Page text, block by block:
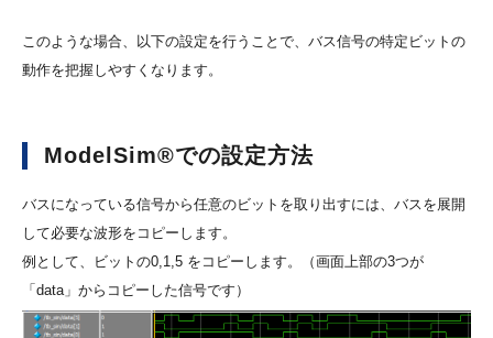
このような場合、以下の設定を行うことで、バス信号の特定ビットの
動作を把握しやすくなります。
ModelSim®での設定方法
バスになっている信号から任意のビットを取り出すには、バスを展開
して必要な波形をコピーします。
例として、ビットの0,1,5 をコピーします。（画面上部の3つが
「data」からコピーした信号です）